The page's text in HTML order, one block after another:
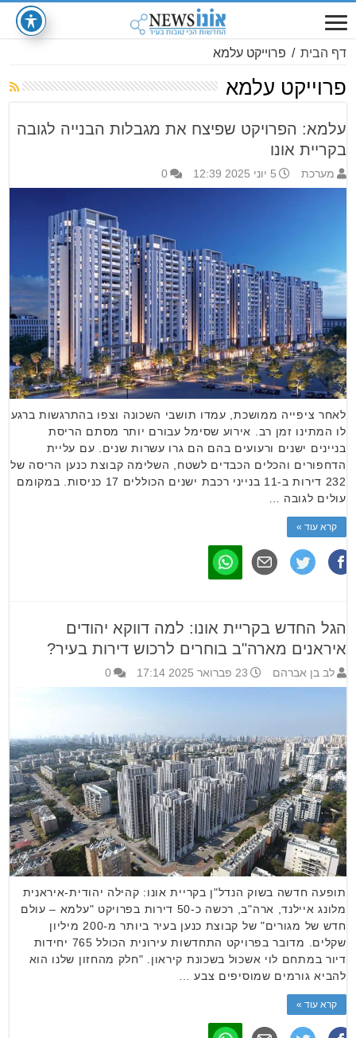
דף הבית / פרוייקט עלמא
פרוייקט עלמא
עלמא: הפרויקט שפיצח את מגבלות הבנייה לגובה
בקריית אונו
מערכת 5 יוני 2025 12:39 0
לאחר ציפייה ממושכת, עמדו תושבי השכונה וצפו בהתרגשות ברגע
לו המתינו זמן רב. אירוע שסימל עבורם יותר מסתם הריסת
בניינים ישנים ורעועים בהם הם גרו עשרות שנים. עם עליית
הדחפורים והכלים הכבדים לשטח, השלימה קבוצת כנען הריסה של
232 דירות ב-11 בנייני רכבת ישנים הכוללים 17 כניסות. במקומם
עולים לגובה …
קרא עוד »
הגל החדש בקריית אונו: למה דווקא יהודים
איראנים מארה"ב בוחרים לרכוש דירות בעיר?
לב בן אברהם 23 פברואר 2025 17:14 0
תופעה חדשה בשוק הנדל"ן בקריית אונו: קהילה יהודית-איראנית
מלונג איילנד, ארה"ב, רכשה כ-50 דירות בפרויקט "עלמא – עולם
חדש של מגורים" של קבוצת כנען בעיר ביותר מ-200 מיליון
שקלים. מדובר בפרויקט התחדשות עירונית הכולל 765 יחידות
דיור במתחם לוי אשכול בשכונת קיראון. "חלק מהחזון שלנו הוא
להביא גורמים שמוסיפים צבע …
קרא עוד »